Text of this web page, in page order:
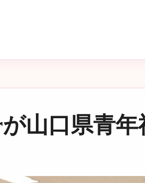
山口県青